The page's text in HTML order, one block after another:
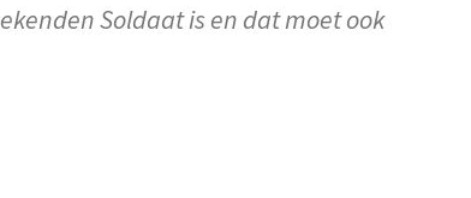
Soldaat is en dat moet ook